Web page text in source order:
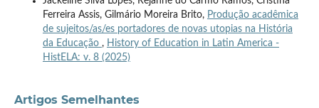
Ferreira Assis, Gilmário Moreira Brito, Produção acadêmica
de sujeitos/as/es portadores de novas utopias na História
da Educação , History of Education in Latin America -
HistELA: v. 8 (2025)
Artigos Semelhantes